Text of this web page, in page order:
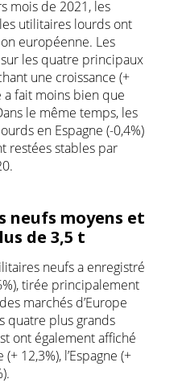
mois de 2021, les
utilitaires lourds ont
européenne. Les
les quatre principaux
une croissance (+
a fait moins bien que
le même temps, les
en Espagne (-0,4%)
restées stables par
neufs moyens et
de 3,5 t
neufs a enregistré
tirée principalement
marchés d’Europe
quatre plus grands
ont également affiché
12,3%), l’Espagne (+